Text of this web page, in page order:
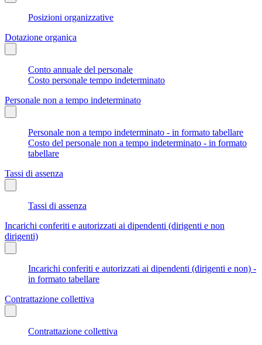
Posizioni organizzative
Dotazione organica
Conto annuale del personale
Costo personale tempo indeterminato
Personale non a tempo indeterminato
Personale non a tempo indeterminato - in formato tabellare
Costo del personale non a tempo indeterminato - in formato
tabellare
Tassi di assenza
Tassi di assenza
Incarichi conferiti e autorizzati ai dipendenti (dirigenti e non
dirigenti)
Incarichi conferiti e autorizzati ai dipendenti (dirigenti e non) -
in formato tabellare
Contrattazione collettiva
Contrattazione collettiva